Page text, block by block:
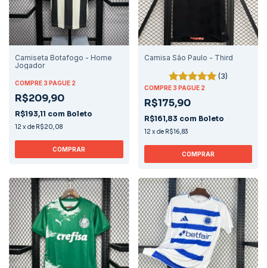
Camiseta Botafogo - Home
Jogador
COMPRE 3 PAGUE 2
R$209,90
R$193,11 com Boleto
12 xde R$20,08
COMPRAR
Camisa São Paulo - Third
(3)
COMPRE 3 PAGUE 2
R$175,90
R$161,83 com Boleto
12 xde R$16,83
COMPRAR